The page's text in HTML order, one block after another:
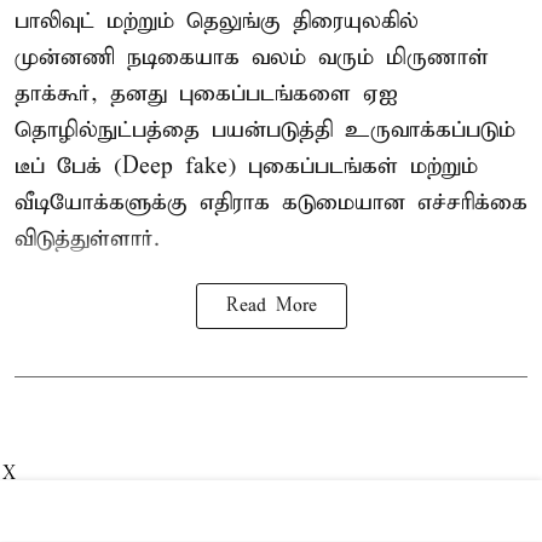
பாலிவுட் மற்றும் தெலுங்கு திரையுலகில்
முன்னணி நடிகையாக வலம் வரும் மிருணாள்
தாக்கூர், தனது புகைப்படங்களை ஏஐ
தொழில்நுட்பத்தை பயன்படுத்தி உருவாக்கப்படும்
டீப் பேக் (Deep fake) புகைப்படங்கள் மற்றும்
வீடியோக்களுக்கு எதிராக கடுமையான எச்சரிக்கை
விடுத்துள்ளார்.
Read More
X